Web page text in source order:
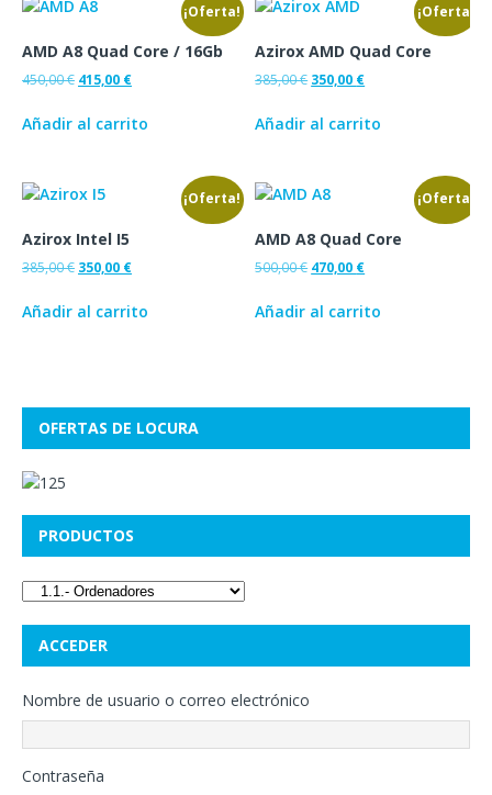
¡Oferta!
AMD A8 Quad Core / 16Gb
450,00€ 415,00 €
Añadir al carrito
¡Oferta!
Azirox AMD Quad Core
385,00€ 350,00 €
Añadir al carrito
¡Oferta!
Azirox Intel I5
385,00€ 350,00 €
Añadir al carrito
¡Oferta!
AMD A8 Quad Core
500,00€ 470,00 €
Añadir al carrito
OFERTAS DE LOCURA
PRODUCTOS
ACCEDER
Nombre de usuario o correo electrónico
Contraseña